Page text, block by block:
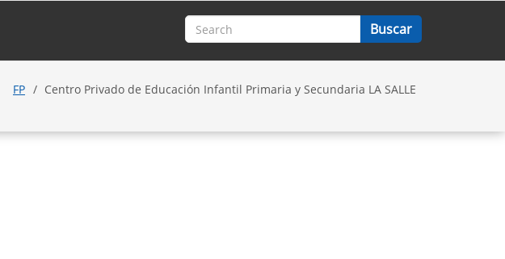
FP Centro Privado de Educación Infantil Primaria y Secundaria LA SALLE